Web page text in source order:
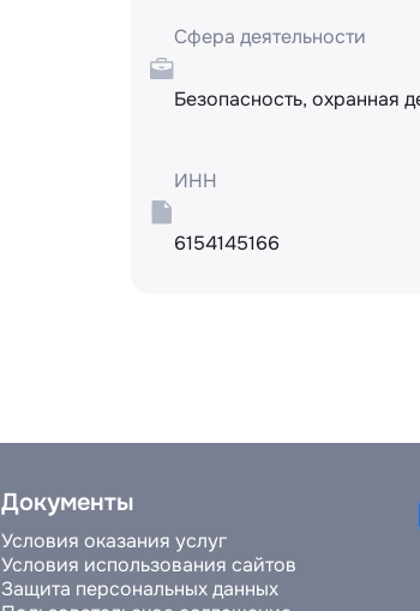
Сфера деятельности
Безопасность, охранная
ИНН
6154145166
Документы
Условия оказания услуг
Условия использования сайтов
Защита персональных данных